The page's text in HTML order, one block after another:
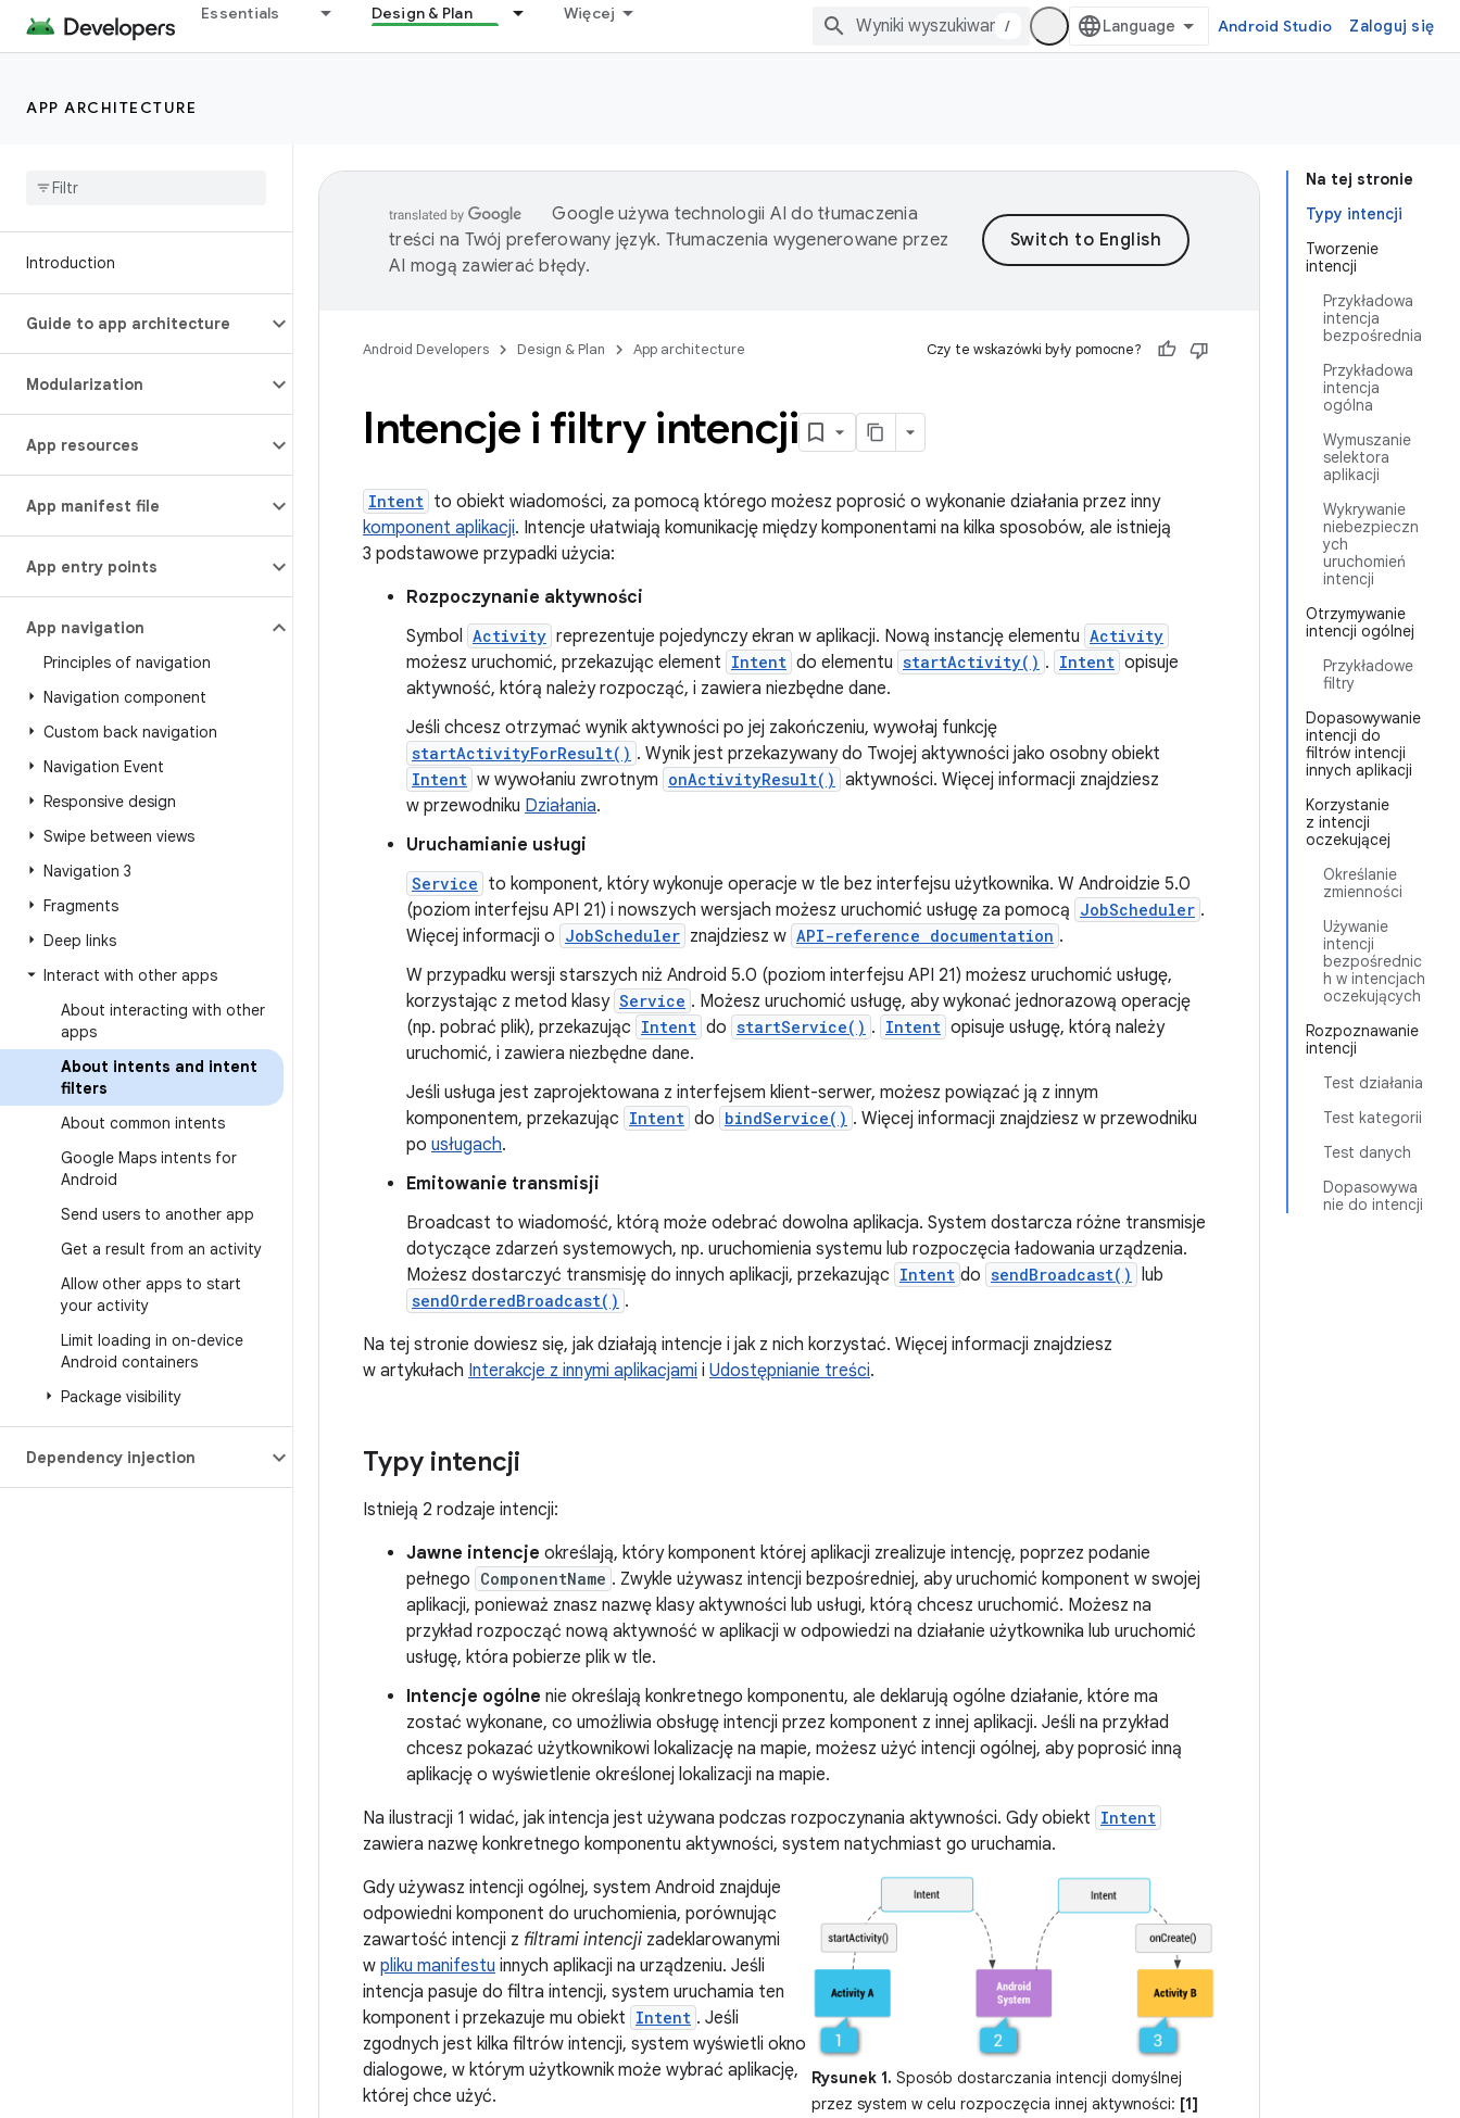
Essentials Design & Plan Więcej
/ Android Studio Zaloguj się
APP ARCHITECTURE
Introduction
Guide to app architecture
Modularization
App resources
App manifest file
App entry points
App navigation
Principles of navigation
Navigation component
Custom back navigation
Navigation Event
Responsive design
Swipe between views
Navigation 3
Fragments
Deep links
Interact with other apps
About interacting with other
apps
About intents and intent
filters
About common intents
Google Maps intents for
Android
Send users to another app
Get a result from an activity
Allow other apps to start
your activity
Limit loading in on-device
Android containers
Package visibility
Dependency injection
Na tej stronie
Typy intencji
Tworzenie
intencji
Przykładowa
intencja
bezpośrednia
Przykładowa
intencja
ogólna
Wymuszanie
selektora
aplikacji
Wykrywanie
niebezpieczn
ych
uruchomień
intencji
Otrzymywanie
intencji ogólnej
Przykładowe
filtry
Dopasowywanie
intencji do
filtrów intencji
innych aplikacji
Korzystanie
z intencji
oczekującej
Określanie
zmienności
Używanie
intencji
bezpośrednic
h w intencjach
oczekujących
Rozpoznawanie
intencji
Test działania
Test kategorii
Test danych
Dopasowywa
nie do intencji
Google używa technologii AI do tłumaczenia
treści na Twój preferowany język. Tłumaczenia wygenerowane przez
AI mogą zawierać błędy.
Android Developers Design & Plan App architecture Czy te wskazówki były pomocne?
Intencje i filtry intencji
Intent to obiekt wiadomości, za pomocą którego możesz poprosić o wykonanie działania przez inny
komponent aplikacji. Intencje ułatwiają komunikację między komponentami na kilka sposobów, ale istnieją
3 podstawowe przypadki użycia:
Rozpoczynanie aktywności
Symbol Activity reprezentuje pojedynczy ekran w aplikacji. Nową instancję elementu Activity
możesz uruchomić, przekazując element Intent do elementu startActivity() . Intent opisuje
aktywność, którą należy rozpocząć, i zawiera niezbędne dane.
Jeśli chcesz otrzymać wynik aktywności po jej zakończeniu, wywołaj funkcję
startActivityForResult() . Wynik jest przekazywany do Twojej aktywności jako osobny obiekt
Intent w wywołaniu zwrotnym onActivityResult() aktywności. Więcej informacji znajdziesz
w przewodniku Działania.
Uruchamianie usługi
Service to komponent, który wykonuje operacje w tle bez interfejsu użytkownika. W Androidzie 5.0
(poziom interfejsu API 21) i nowszych wersjach możesz uruchomić usługę za pomocą JobScheduler .
Więcej informacji o JobScheduler znajdziesz w API-reference documentation .
W przypadku wersji starszych niż Android 5.0 (poziom interfejsu API 21) możesz uruchomić usługę,
korzystając z metod klasy Service . Możesz uruchomić usługę, aby wykonać jednorazową operację
(np. pobrać plik), przekazując Intent do startService() . Intent opisuje usługę, którą należy
uruchomić, i zawiera niezbędne dane.
Jeśli usługa jest zaprojektowana z interfejsem klient-serwer, możesz powiązać ją z innym
komponentem, przekazując Intent do bindService() . Więcej informacji znajdziesz w przewodniku
po usługach.
Emitowanie transmisji
Broadcast to wiadomość, którą może odebrać dowolna aplikacja. System dostarcza różne transmisje
dotyczące zdarzeń systemowych, np. uruchomienia systemu lub rozpoczęcia ładowania urządzenia.
Możesz dostarczyć transmisję do innych aplikacji, przekazując Intent do sendBroadcast() lub
sendOrderedBroadcast() .
Na tej stronie dowiesz się, jak działają intencje i jak z nich korzystać. Więcej informacji znajdziesz
w artykułach Interakcje z innymi aplikacjami i Udostępnianie treści.
Typy intencji
Istnieją 2 rodzaje intencji:
Jawne intencje określają, który komponent której aplikacji zrealizuje intencję, poprzez podanie
pełnego ComponentName . Zwykle używasz intencji bezpośredniej, aby uruchomić komponent w swojej
aplikacji, ponieważ znasz nazwę klasy aktywności lub usługi, którą chcesz uruchomić. Możesz na
przykład rozpocząć nową aktywność w aplikacji w odpowiedzi na działanie użytkownika lub uruchomić
usługę, która pobierze plik w tle.
Intencje ogólne nie określają konkretnego komponentu, ale deklarują ogólne działanie, które ma
zostać wykonane, co umożliwia obsługę intencji przez komponent z innej aplikacji. Jeśli na przykład
chcesz pokazać użytkownikowi lokalizację na mapie, możesz użyć intencji ogólnej, aby poprosić inną
aplikację o wyświetlenie określonej lokalizacji na mapie.
Na ilustracji 1 widać, jak intencja jest używana podczas rozpoczynania aktywności. Gdy obiekt Intent
zawiera nazwę konkretnego komponentu aktywności, system natychmiast go uruchamia.
Rysunek 1. Sposób dostarczania intencji domyślnej
przez system w celu rozpoczęcia innej aktywności: [1]
Gdy używasz intencji ogólnej, system Android znajduje
odpowiedni komponent do uruchomienia, porównując
zawartość intencji z filtrami intencji zadeklarowanymi
w pliku manifestu innych aplikacji na urządzeniu. Jeśli
intencja pasuje do filtra intencji, system uruchamia ten
komponent i przekazuje mu obiekt Intent . Jeśli
zgodnych jest kilka filtrów intencji, system wyświetli okno
dialogowe, w którym użytkownik może wybrać aplikację,
której chce użyć.